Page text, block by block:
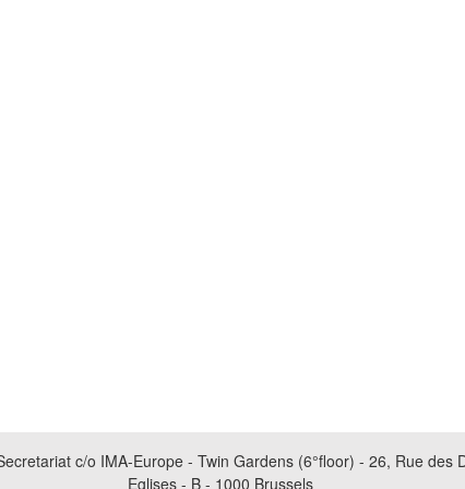
c/o IMA-Europe - Twin Gardens (6°floor) - 26, Rue des
Eglises - B - 1000 Brussels